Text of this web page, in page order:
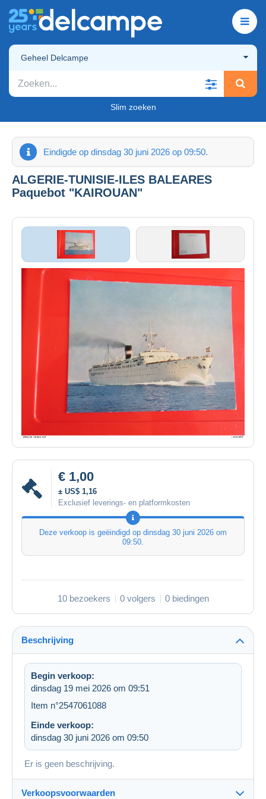
Geheel Delcampe
Slim zoeken
Eindigde op dinsdag 30 juni 2026 op 09:50.
ALGERIE-TUNISIE-ILES BALEARES
Paquebot "KAIROUAN"
€ 1,00
± US$ 1,16
Exclusief leverings- en platformkosten
Deze verkoop is geëindigd op dinsdag 30 juni 2026 om
09:50.
10 bezoekers 0 volgers 0 biedingen
Beschrijving
Begin verkoop:
dinsdag 19 mei 2026 om 09:51
Item n°2547061088
Einde verkoop:
dinsdag 30 juni 2026 om 09:50
Er is geen beschrijving.
Verkoopsvoorwaarden